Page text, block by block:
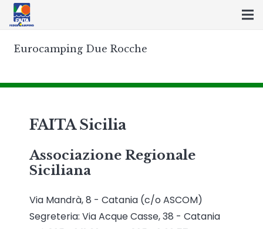
Eurocamping Due Rocche
FAITA Sicilia
Associazione Regionale
Siciliana
Via Mandrà, 8 - Catania (c/o ASCOM)
Segreteria: Via Acque Casse, 38 - Catania